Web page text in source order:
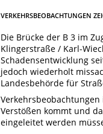
VERKEHRSBEOBACHTUNGEN
Die Brücke der B 3 im
Klingerstraße / Karl-
Schadensentwicklung
jedoch wiederholt
Landesbehörde für
Verstößen kommt und
eingeleitet werden